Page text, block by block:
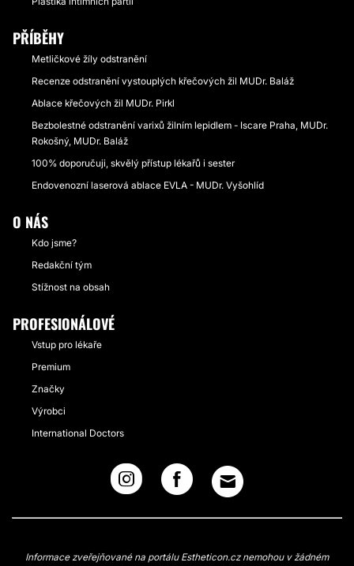
PŘÍBĚHY
Metličkové žíly odstranění
Recenze odstranění vystouplých křečových žil MUDr. Baláž
Ablace křečových žil MUDr. Pirkl
Bezbolestné odstranění varixů žilním lepidlem - Iscare Praha, MUDr.
Rokošný, MUDr. Baláž
100% doporučuji, skvělý přístup lékařů i sester
Endovenozní laserová ablace EVLA - MUDr. Vyšohlíd
O NÁS
Kdo jsme?
Redakční tým
Stížnost na obsah
PROFESIONÁLOVÉ
Vstup pro lékaře
Premium
Značky
Výrobci
International Doctors
Informace zveřejňované na portálu Estheticon.cz nemohou v žádném